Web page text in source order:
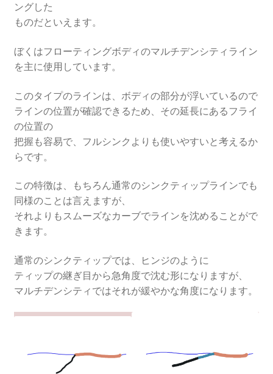
ングした
ものだといえます。
ぼくはフローティングボディのマルチデンシティライン
を主に使用しています。
このタイプのラインは、ボディの部分が浮いているので
ラインの位置が確認できるため、その延長にあるフライ
の位置の
把握も容易で、フルシンクよりも使いやすいと考えるか
らです。
この特徴は、もちろん通常のシンクティップラインでも
同様のことは言えますが、
それよりもスムーズなカーブでラインを沈めることがで
きます。
通常のシンクティップでは、ヒンジのように
ティップの継ぎ目から急角度で沈む形になりますが、
マルチデンシティではそれが緩やかな角度になります。